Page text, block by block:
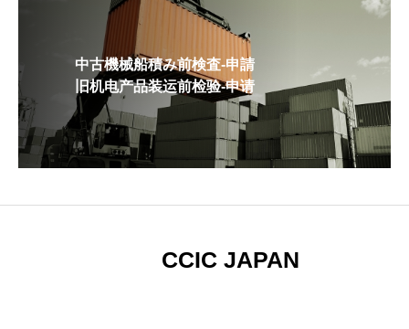
中古機械船積み前検査-申請
旧机电产品装运前检验-申请
CCIC JAPAN